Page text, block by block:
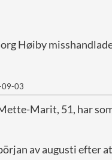
Høiby
09-03
Marit, 51, har
av augusti efter